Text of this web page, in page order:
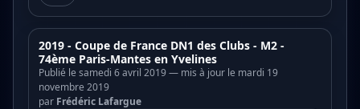
2019 - Coupe de France DN1 des Clubs - M2 -
74ème Paris-Mantes en Yvelines
Publié le samedi 6 avril 2019 — mis à jour le mardi 19
novembre 2019
par Frédéric Lafargue